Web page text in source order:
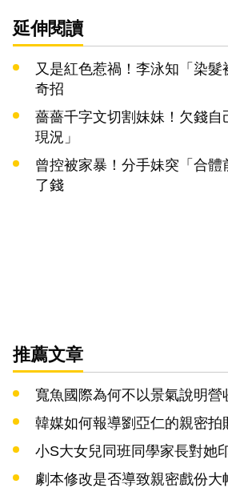
延伸閱讀
又是紅色惹禍！李泳知「染髮
奇招
薔薔千字文切割妹妹！欠錢自
現況」
曾控被家暴！分手妹突「合體
了錢
推薦文章
寬魚國際為何不以景氣說明營
韓媒如何報導劉亞仁的親密拍
小S大女兒同班同學家長對她
劇本修改是否導致親密戲份大